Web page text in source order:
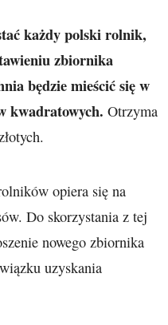
każdy polski rolnik,
zbiornika
będzie mieścić się w
kwadratowych. Otrzyma
opiera się na
Do skorzystania z tej
nowego zbiornika
uzyskania